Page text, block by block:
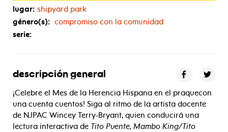
lugar: shipyard park
género(s): compromiso con la comunidad
serie:
descripción general
¡Celebre el Mes de la Herencia Hispana en el praquecon
una cuenta cuentos! Siga al ritmo de la artista docente
de NJPAC Wincey Terry-Bryant, quien conducirá una
lectura interactiva de Tito Puente, Mambo King/Tito